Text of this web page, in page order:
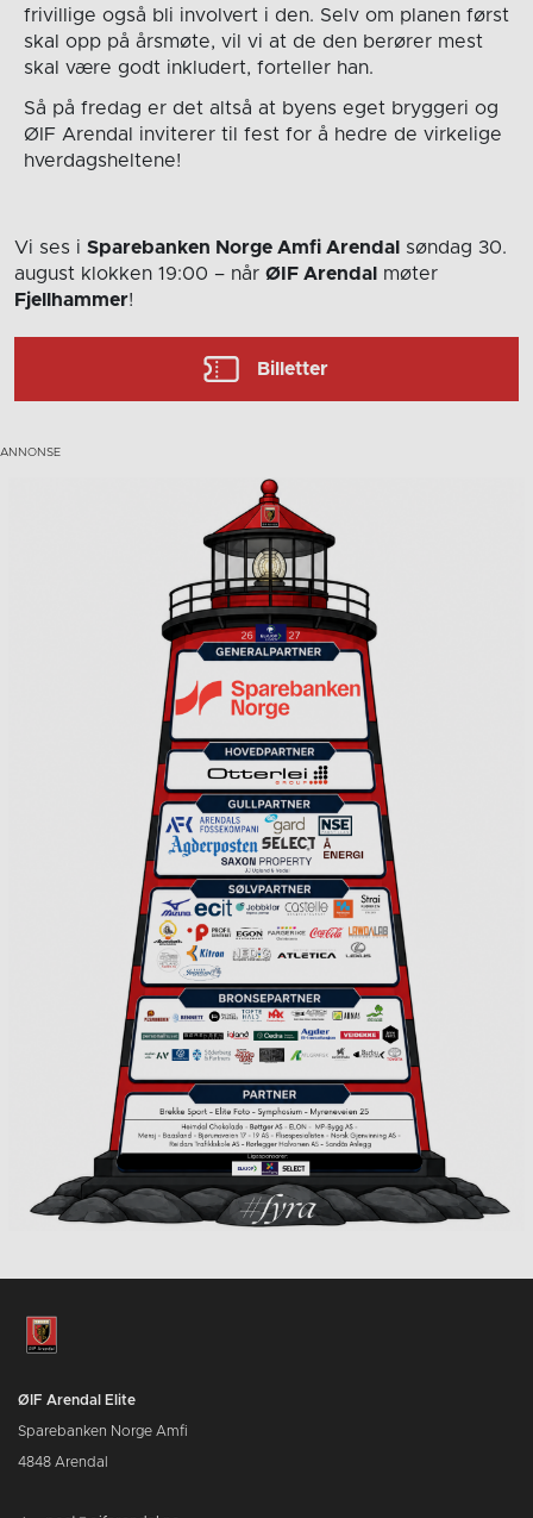
frivillige også bli involvert i den. Selv om planen først
skal opp på årsmøte, vil vi at de den berører mest
skal være godt inkludert, forteller han.
Så på fredag er det altså at byens eget bryggeri og
ØIF Arendal inviterer til fest for å hedre de virkelige
hverdagsheltene!
Vi ses i Sparebanken Norge Amfi Arendal
søndag 30.
august klokken 19:00 – når ØIF Arendal
møter
Fjellhammer!
Billetter
ØIF Arendal Elite
Sparebanken Norge Amfi
4848 Arendal